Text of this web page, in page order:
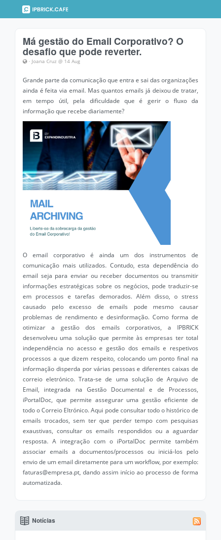
Má gestão do Email Corporativo? O
desafio que pode reverter.
· Joana Cruz @ 14 Aug
Grande parte da comunicação que entra e sai das organizações
ainda é feita via email. Mas quantos emails já deixou de tratar,
em tempo útil, pela dificuldade que é gerir o fluxo da
informação que recebe diariamente?
O email corporativo é ainda um dos instrumentos de
comunicação mais utilizados. Contudo, esta dependência do
email seja para enviar ou receber documentos ou transmitir
informações estratégicas sobre os negócios, pode traduzir-se
em processos e tarefas demorados. Além disso, o stress
causado pelo excesso de emails pode mesmo causar
problemas de rendimento e desinformação. Como forma de
otimizar a gestão dos emails corporativos, a IPBRICK
desenvolveu uma solução que permite às empresas ter total
independência no acesso e gestão dos emails e respetivos
processos a que dizem respeito, colocando um ponto final na
informação disperda por várias pessoas e diferentes caixas de
correio eletrónico. Trata-se de uma solução de Arquivo de
Email, integrada na Gestão Documental e de Processos,
iPortalDoc, que permite assegurar uma gestão eficiente de
todo o Correio Eltrónico. Aqui pode consultar todo o histórico de
emails trocados, sem ter que perder tempo com pesquisas
exaustivas, consultar os emails respondidos ou a aguardar
resposta. A integração com o iPortalDoc permite também
associar emails a documentos/processos ou iniciá-los pelo
envio de um email diretamente para um workflow, por exemplo:
faturas@empresa.pt, dando assim início ao processo de forma
automatizada.
Notícias